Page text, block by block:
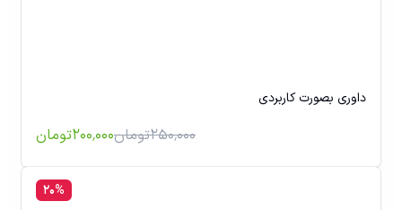
داوری بصورت کاربردی
۲۰۰٬۰۰۰تومان ۲۵۰٬۰۰۰تومان
۲۰%